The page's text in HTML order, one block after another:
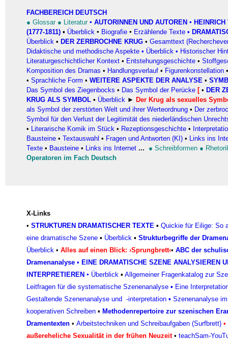
FACHBEREICH DEUTSCH
● Glossar ● Literatur ▪ AUTORINNEN UND AUTOREN ▪
(1777-1811) ▪ Überblick ▪ Biografie ▪ Erzählende Texte •
Überblick • DER ZERBROCHNE KRUG • Gesamttext
Didaktische und methodische Aspekte • Überblick • Historischer
Literaturgeschichtlicher Kontext • Entstehungsgeschichte •
Komposition des Dramas • Handlungsverlauf • Figurenkonstellation •
• Sprachliche Form • WEITERE ASPEKTE DER ANALYSE •
Das Symbol des Ziegenbocks • Das Symbol der Perücke [• DER
KRUG ALS SYMBOL • Überblick ► Der Krug als sexuelles
als Symbol der zerstörten Welt und ihrer Werteordnung • Der
Symbol für den Verlust der Legitimität des niederländischen
• Literarische Komik im Stück • Rezeptionsgeschichte •
Bausteine • Textauswahl • Fragen und Antworten (KI) • Links ins
Texte • Bausteine • Links ins Internet ... ● Schreibformen ●
Operatoren im Fach Deutsch
X-Links
• STRUKTUREN DRAMATISCHER TEXTE ▪ Quickie für Eilige: So
eine dramatische Szene ▪ Überblick ▪ Strukturbegriffe der
Überblick • Alles auf einen Blick: ›Sprungbrett‹• ABC der
Dramenanalyse • EINE DRAMATISCHE SZENE ANALYSIEREN
INTERPRETIEREN ▪ Überblick ▪ Allgemeiner Fragenkatalog zur
Leitfragen für die systematische Szenenanalyse ▪ Eine
Gestaltende Szenenanalyse und -interpretation ▪ Szenenanalyse
kooperativen Schreiben ▪ Methodenrepertoire zur szenischen
Dramentexten • Arbeitstechniken und Schreibaufgaben (Surfbrett) •
außereheliche Sexualität in der frühen Neuzeit• teachSam-